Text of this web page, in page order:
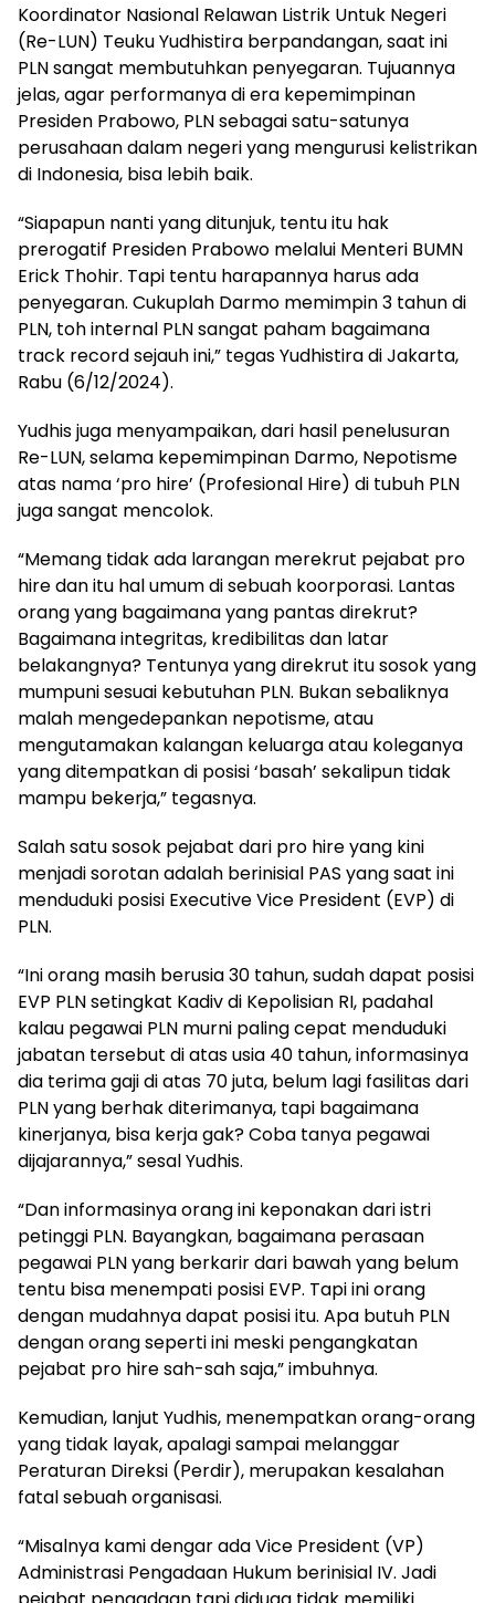
Koordinator Nasional Relawan Listrik Untuk Negeri
(Re-LUN) Teuku Yudhistira berpandangan, saat ini
PLN sangat membutuhkan penyegaran. Tujuannya
jelas, agar performanya di era kepemimpinan
Presiden Prabowo, PLN sebagai satu-satunya
perusahaan dalam negeri yang mengurusi kelistrikan
di Indonesia, bisa lebih baik.
“Siapapun nanti yang ditunjuk, tentu itu hak
prerogatif Presiden Prabowo melalui Menteri BUMN
Erick Thohir. Tapi tentu harapannya harus ada
penyegaran. Cukuplah Darmo memimpin 3 tahun di
PLN, toh internal PLN sangat paham bagaimana
track record sejauh ini,” tegas Yudhistira di Jakarta,
Rabu (6/12/2024).
Yudhis juga menyampaikan, dari hasil penelusuran
Re-LUN, selama kepemimpinan Darmo, Nepotisme
atas nama ‘pro hire’ (Profesional Hire) di tubuh PLN
juga sangat mencolok.
“Memang tidak ada larangan merekrut pejabat pro
hire dan itu hal umum di sebuah koorporasi. Lantas
orang yang bagaimana yang pantas direkrut?
Bagaimana integritas, kredibilitas dan latar
belakangnya? Tentunya yang direkrut itu sosok yang
mumpuni sesuai kebutuhan PLN. Bukan sebaliknya
malah mengedepankan nepotisme, atau
mengutamakan kalangan keluarga atau koleganya
yang ditempatkan di posisi ‘basah’ sekalipun tidak
mampu bekerja,” tegasnya.
Salah satu sosok pejabat dari pro hire yang kini
menjadi sorotan adalah berinisial PAS yang saat ini
menduduki posisi Executive Vice President (EVP) di
PLN.
“Ini orang masih berusia 30 tahun, sudah dapat posisi
EVP PLN setingkat Kadiv di Kepolisian RI, padahal
kalau pegawai PLN murni paling cepat menduduki
jabatan tersebut di atas usia 40 tahun, informasinya
dia terima gaji di atas 70 juta, belum lagi fasilitas dari
PLN yang berhak diterimanya, tapi bagaimana
kinerjanya, bisa kerja gak? Coba tanya pegawai
dijajarannya,” sesal Yudhis.
“Dan informasinya orang ini keponakan dari istri
petinggi PLN. Bayangkan, bagaimana perasaan
pegawai PLN yang berkarir dari bawah yang belum
tentu bisa menempati posisi EVP. Tapi ini orang
dengan mudahnya dapat posisi itu. Apa butuh PLN
dengan orang seperti ini meski pengangkatan
pejabat pro hire sah-sah saja,” imbuhnya.
Kemudian, lanjut Yudhis, menempatkan orang-orang
yang tidak layak, apalagi sampai melanggar
Peraturan Direksi (Perdir), merupakan kesalahan
fatal sebuah organisasi.
“Misalnya kami dengar ada Vice President (VP)
Administrasi Pengadaan Hukum berinisial IV. Jadi